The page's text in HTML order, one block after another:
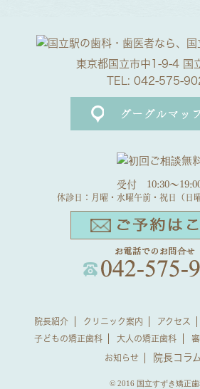
東京都国立市中1-9-4 国
TEL: 042-575-
受付 10:30～
休診日：月曜・水曜午前・祝日（日
院長紹介 クリニック案内 アクセス
子どもの矯正歯科
大人の矯正歯科
お知らせ
院長コラム
© 2016 国立すずき矯正歯